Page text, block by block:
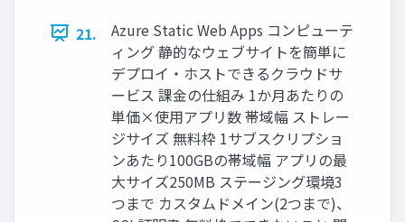
21.
Azure Static Web Apps コンピューテ
ィング 静的なウェブサイトを簡単に
デプロイ・ホストできるクラウドサ
ービス 課金の仕組み 1か月あたりの
単価×使用アプリ数 帯域幅 ストレー
ジサイズ 無料枠 1サブスクリプショ
ンあたり100GBの帯域幅 アプリの最
大サイズ250MB ステージング環境3
つまで カスタムドメイン(2つまで)、